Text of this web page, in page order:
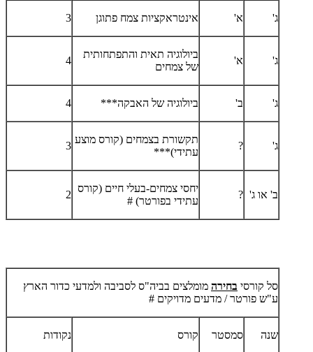
ג' א' אינטראקציות צמח פתוגן 3
ג' א'
ביולוגיה תאית והתפתחותית
של צמחים
4
ג' ב' ביולוגיה של האבקה*** 4
ג' ?
תקשורת בצמחים (קורס מוצע
עתידי)***
3
ב' או ג' ?
יחסי צמחים-בעלי חיים (קורס
עתידי בפורטר) #
2
סל קורסי בחירה מומלצים בביה"ס לסביבה ולמדעי כדור הארץ
ע"ש פורטר / מדעים מדויקים #
שנה סמסטר קורס נקודות